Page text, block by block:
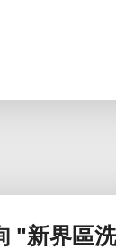
"新界區